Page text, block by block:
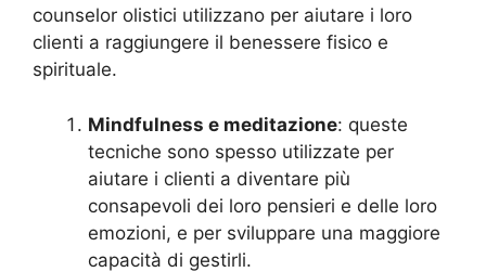
counselor olistici utilizzano per aiutare i loro
clienti a raggiungere il benessere fisico e
spirituale.
Mindfulness e meditazione: queste
tecniche sono spesso utilizzate per
aiutare i clienti a diventare più
consapevoli dei loro pensieri e delle loro
emozioni, e per sviluppare una maggiore
capacità di gestirli.